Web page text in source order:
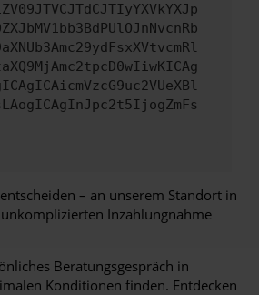
– an unserem Standort in
Inzahlungnahme
Beratungsgespräch in
Konditionen finden. Entdecken